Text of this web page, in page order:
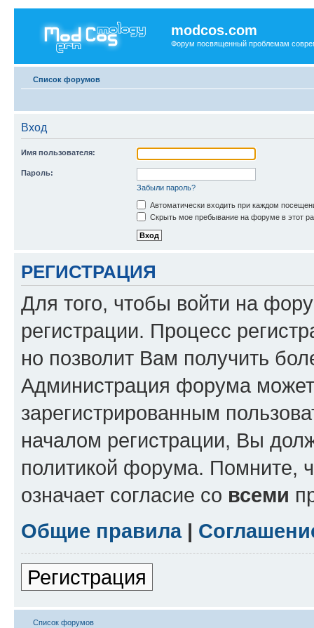
modcos.com
Форум посвященный проблемам
Список форумов
Вход
Имя пользователя:
Пароль:
Забыли пароль?
Автоматически входить при каждом
Скрыть мое пребывание на форуме в этот
РЕГИСТРАЦИЯ
Для того, чтобы войти на
регистрации. Процесс
но позволит Вам получить
Администрация форума может
зарегистрированным
началом регистрации, Вы
политикой форума. Помните,
означает согласие со всеми
Общие правила|
Регистрация
Список форумов